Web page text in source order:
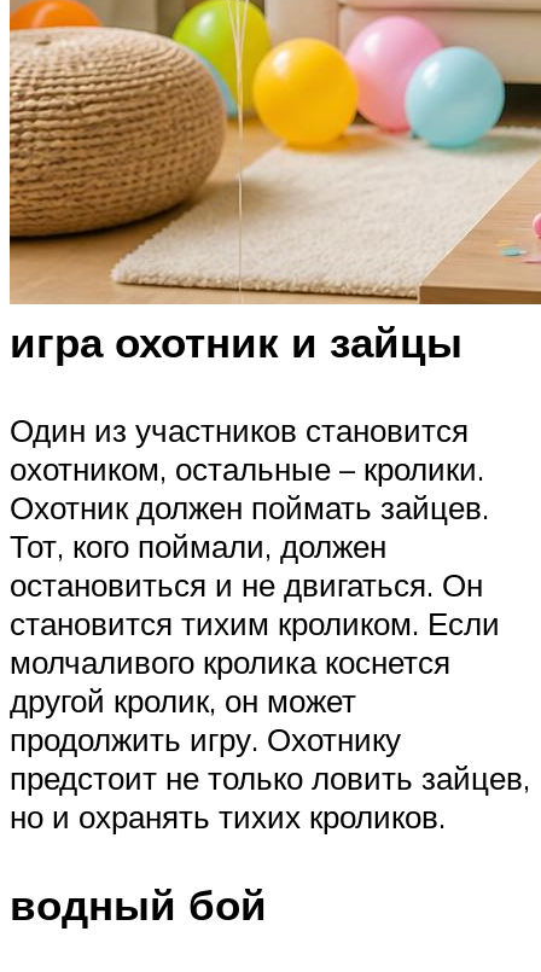
игра охотник и зайцы
Один из участников становится
охотником, остальные – кролики.
Охотник должен поймать зайцев.
Тот, кого поймали, должен
остановиться и не двигаться. Он
становится тихим кроликом. Если
молчаливого кролика коснется
другой кролик, он может
продолжить игру. Охотнику
предстоит не только ловить зайцев,
но и охранять тихих кроликов.
водный бой